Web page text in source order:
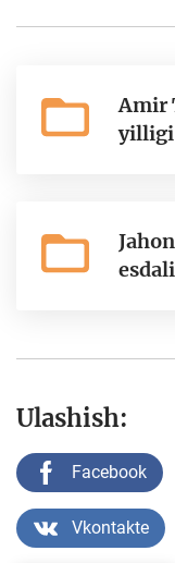
Amir
yilligi
Ulashish:
Facebook
Vkontakte